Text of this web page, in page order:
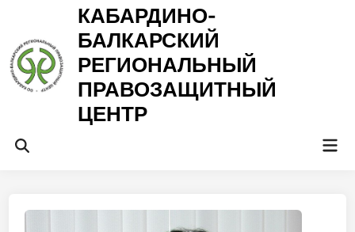
содержимому
КАБАРДИНО-
БАЛКАРСКИЙ
РЕГИОНАЛЬНЫЙ
ПРАВОЗАЩИТНЫЙ
ЦЕНТР
Открыть